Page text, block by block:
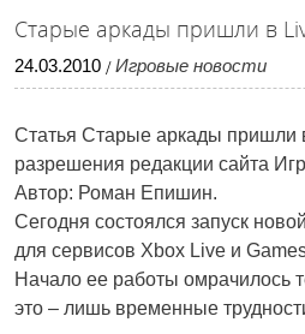
Старые аркады пришли в
24.03.2010 / Игровые новости
Статья Старые аркады пришли
разрешения редакции сайта
Автор: Роман Епишин.
Сегодня состоялся запуск
для сервисов Xbox Live и
Начало ее работы омрачилось
это – лишь временные